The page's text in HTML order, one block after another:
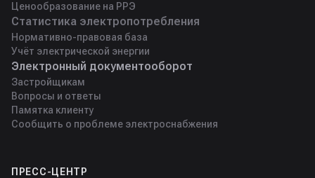
Ценообразование на РРЭ
Статистика электропотребления
Нормативно-правовая база
Учёт электрической энергии
Электронный документооборот
Застройщикам
Вопросы и ответы
Памятка клиенту
Сообщить о проблеме электроснабжения
ПРЕСС-ЦЕНТР